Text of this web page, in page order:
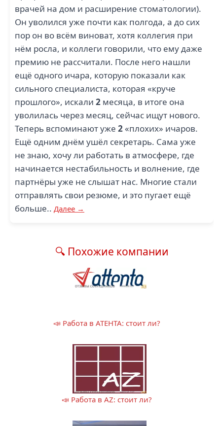
врачей на дом и расширение стоматологии).
Он уволился уже почти как полгода, а до сих
пор он во всём виноват, хотя коллегия при
нём росла, и коллеги говорили, что ему даже
премию не рассчитали. После него нашли
ещё одного ичара, которую показали как
сильного специалиста, которая «круче
прошлого», искали 2 месяца, в итоге она
уволилась через месяц, сейчас ищут нового.
Теперь вспоминают уже 2«плохих» ичаров.
Ещё одним днём ушёл секретарь. Сама уже
не знаю, хочу ли работать в атмосфере, где
начинается нестабильность и волнение, где
партнёры уже не слышат нас. Многие стали
отправлять свои резюме, и это пугает ещё
больше.. Далее →
🔍 Похожие компании
📣 Работа в АТЕНТА: стоит ли?
📣 Работа в AZ: стоит ли?